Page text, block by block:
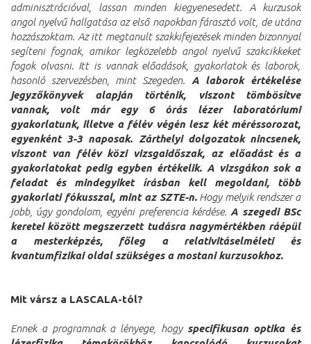
adminisztrációval, lassan minden kiegyenesedett. A kurzusok
angol nyelvű hallgatása az első napokban fárasztó volt, de utána
hozzászoktam. Az itt megtanult szakkifejezések minden bizonnyal
segíteni fognak, amikor legközelebb angol nyelvű szakcikkeket
fogok olvasni. Itt is vannak előadások, gyakorlatok és laborok,
hasonló szervezésben, mint Szegeden. A laborok értékelése
jegyzőkönyvek alapján történik, viszont tömbösítve
vannak, volt már egy 6 órás lézer laboratóriumi
gyakorlatunk, illetve a félév végén lesz két méréssorozat,
egyenként 3-3 naposak. Zárthelyi dolgozatok nincsenek,
viszont van félév közi vizsgaidőszak, az előadást és a
gyakorlatokat pedig egyben értékelik. A vizsgákon sok a
feladat és mindegyiket írásban kell megoldani, több
gyakorlati fókusszal, mint az SZTE-n.Hogy melyik rendszer a
jobb, úgy gondolom, egyéni preferencia kérdése. A szegedi BSc
keretei között megszerzett tudásra nagymértékben ráépül
a mesterképzés, főleg a relativitáselméleti és
kvantumfizikai oldal szükséges a mostani kurzusokhoz.
Mit vársz a LASCALA-tól?
Ennek a programnak a lényege, hogy specifikusan optika és